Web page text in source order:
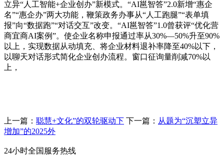
立异“人工智能+企业创办”新模式。“AI邕智答”2.0新增“惠企
名”“惠企办”两大功能，鞭策政务办事从“人工跑腿”“表单填
报”向“数据跑”“对话交互”改变。“AI邕智答”1.0曾获评“优化营
商宜商AI案例”。使企业名称申报通过率从30%—50%升至90%
以上，实现数据从动填充、将企业材料退补率降至40%以下，
以聊天对话形式简化企业创办流程。窗口征询量削减70%以
上，
上一篇： 聪慧+文化”的双轮驱动下 下一篇： 从题为“沉塑立异
增加”的2025外
24小时全国服务热线